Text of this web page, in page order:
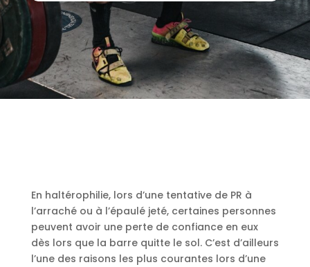
En haltérophilie, lors d’une tentative de PR à
l’arraché ou à l’épaulé jeté, certaines personnes
peuvent avoir une perte de confiance en eux
dès lors que la barre quitte le sol. C’est d’ailleurs
l’une des raisons les plus courantes lors d’une